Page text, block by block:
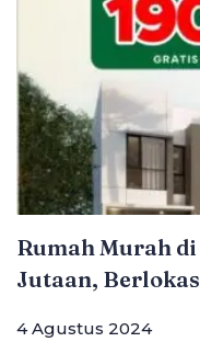
Rumah Murah
Jutaan,
4 Agustus 2024